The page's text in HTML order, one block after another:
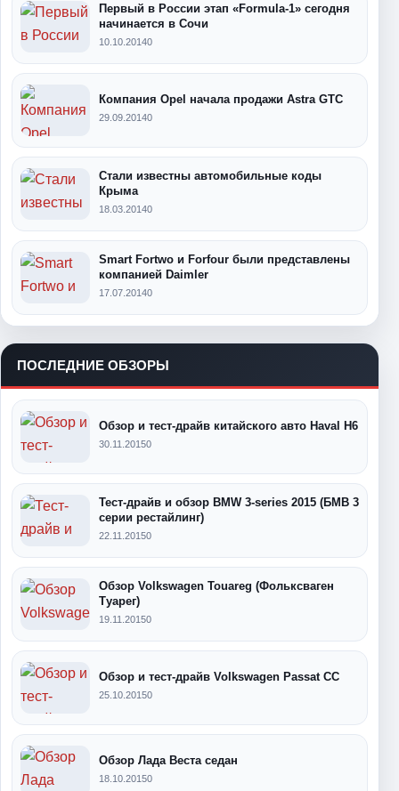
Первый в России этап «Formula-1» сегодня
начинается в Сочи
10.10.20140
Компания Opel начала продажи Astra GTC
29.09.20140
Стали известны автомобильные коды
Крыма
18.03.20140
Smart Fortwo и Forfour были представлены
компанией Daimler
17.07.20140
ПОСЛЕДНИЕ ОБЗОРЫ
Обзор и тест-драйв китайского авто Haval H6
30.11.20150
Тест-драйв и обзор BMW 3-series 2015 (БМВ 3
серии рестайлинг)
22.11.20150
Обзор Volkswagen Touareg (Фольксваген
Туарег)
19.11.20150
Обзор и тест-драйв Volkswagen Passat CC
25.10.20150
Обзор Лада Веста седан
18.10.20150